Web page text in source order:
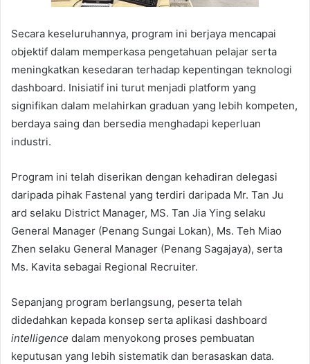
Secara keseluruhannya, program ini berjaya mencapai
objektif dalam memperkasa pengetahuan pelajar serta
meningkatkan kesedaran terhadap kepentingan teknologi
dashboard. Inisiatif ini turut menjadi platform yang
signifikan dalam melahirkan graduan yang lebih kompeten,
berdaya saing dan bersedia menghadapi keperluan
industri.
Program ini telah diserikan dengan kehadiran delegasi
daripada pihak Fastenal yang terdiri daripada Mr. Tan Ju
ard selaku District Manager, MS. Tan Jia Ying selaku
General Manager (Penang Sungai Lokan), Ms. Teh Miao
Zhen selaku General Manager (Penang Sagajaya), serta
Ms. Kavita sebagai Regional Recruiter.
Sepanjang program berlangsung, peserta telah
didedahkan kepada konsep serta aplikasi dashboard
intelligence dalam menyokong proses pembuatan
keputusan yang lebih sistematik dan berasaskan data.